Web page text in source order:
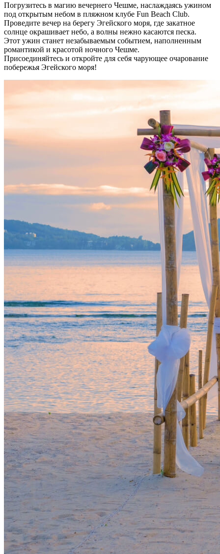
Погрузитесь в магию вечернего Чешме, наслаждаясь ужином
под открытым небом в пляжном клубе Fun Beach Club.
Проведите вечер на берегу Эгейского моря, где закатное
солнце окрашивает небо, а волны нежно касаются песка.
Этот ужин станет незабываемым событием, наполненным
романтикой и красотой ночного Чешме.
Присоединяйтесь и откройте для себя чарующее очарование
побережья Эгейского моря!